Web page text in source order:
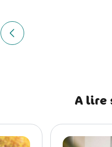
Navigation
de
Article précédent Chat
A lire